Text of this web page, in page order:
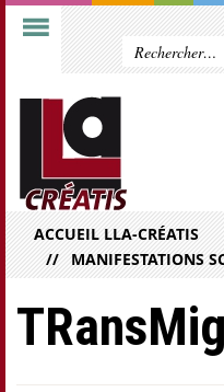
ACCUEIL LLA-CRÉATIS
MANIFESTATIONS